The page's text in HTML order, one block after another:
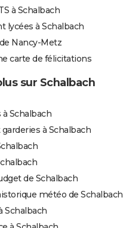
à Schalbach
lycées à Schalbach
Nancy-Metz
carte de félicitations
sur Schalbach
Schalbach
à Schalbach
de Schalbach
météo de Schalbach
Schalbach